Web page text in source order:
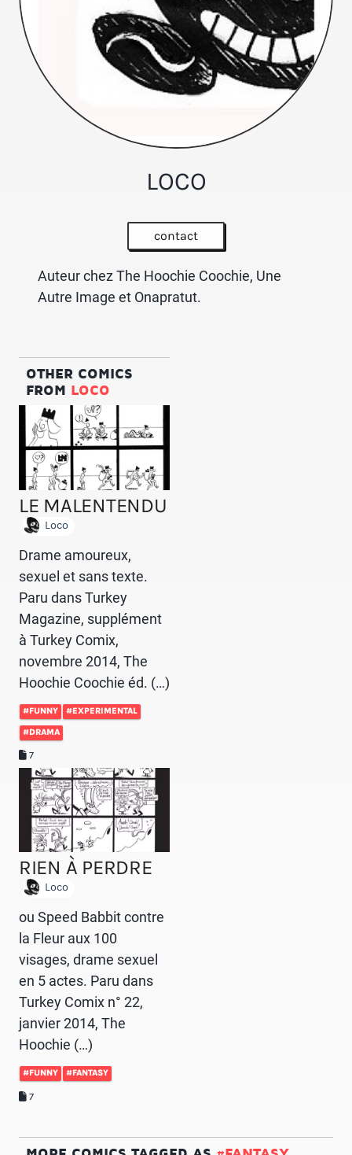
LOCO
contact
Auteur chez The Hoochie Coochie, Une
Autre Image et Onapratut.
OTHER COMICS
FROM LOCO
LE MALENTENDU
Loco
Drame amoureux,
sexuel et sans texte.
Paru dans Turkey
Magazine, supplément
à Turkey Comix,
novembre 2014, The
Hoochie Coochie éd. (…)
#FUNNY #EXPERIMENTAL
#DRAMA
7
RIEN À PERDRE
Loco
ou Speed Babbit contre
la Fleur aux 100
visages, drame sexuel
en 5 actes. Paru dans
Turkey Comix n° 22,
janvier 2014, The
Hoochie (…)
#FUNNY #FANTASY
7